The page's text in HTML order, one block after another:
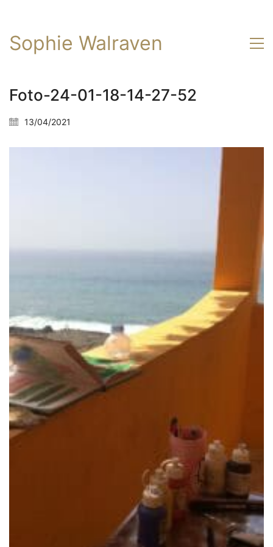
Sophie Walraven
Foto-24-01-18-14-27-52
13/04/2021